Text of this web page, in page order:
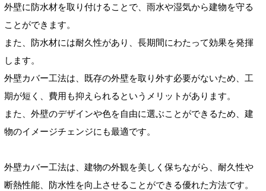
外壁に防水材を取り付けることで、雨水や湿気から建物を守る
ことができます。
また、防水材には耐久性があり、長期間にわたって効果を発揮
します。
外壁カバー工法は、既存の外壁を取り外す必要がないため、工
期が短く、費用も抑えられるというメリットがあります。
また、外壁のデザインや色を自由に選ぶことができるため、建
物のイメージチェンジにも最適です。
外壁カバー工法は、建物の外観を美しく保ちながら、耐久性や
断熱性能、防水性を向上させることができる優れた方法です。